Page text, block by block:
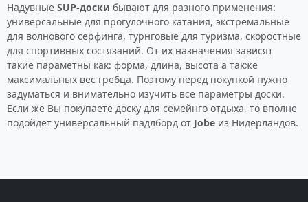
Надувные SUP-доски бывают для разного применения:
универсальные для прогулочного катания, экстремальные
для волнового серфинга, турнговые для туризма, скоростные
для спортивных состязаний. От их назначения зависят
такие параметны как: форма, длина, высота а также
максимальных вес гребца. Поэтому перед покупкой нужно
задуматься и внимательно изучить все параметры доски.
Если же Вы покупаете доску для семейнго отдыха, то вполне
подойдет универсальный падлборд от Jobe из Нидерландов.